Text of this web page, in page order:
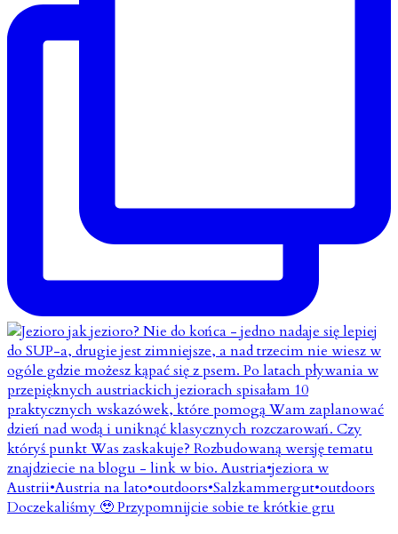
Doczekaliśmy 🥹 Przypomnijcie sobie te krótkie gru